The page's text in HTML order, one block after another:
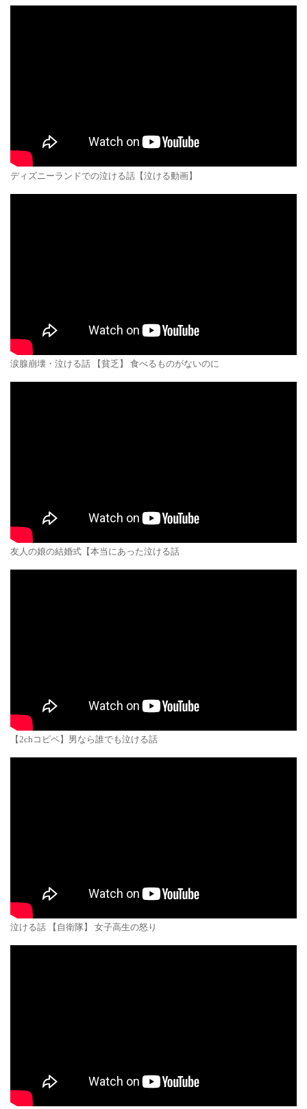
ディズニーランドでの泣ける話【泣ける動画】
涙腺崩壊・泣ける話 【貧乏】 食べるものがないのに
友人の娘の結婚式【本当にあった泣ける話
【2chコピペ】男なら誰でも泣ける話
泣ける話 【自衛隊】 女子高生の怒り